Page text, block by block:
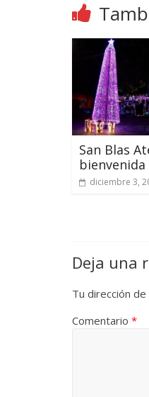
San Blas
diciembre 3,
Deja una
Tu dirección
Comentario *